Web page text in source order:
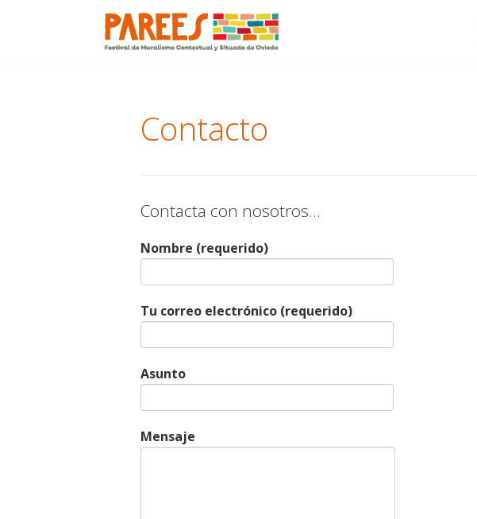
Menu
Contacto
Contacta con nosotros…
Nombre (requerido)
Tu correo electrónico (requerido)
Asunto
Mensaje